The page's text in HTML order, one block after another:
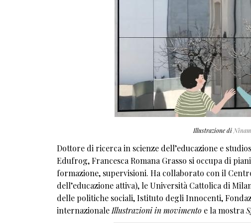
Illustrazione di
Dottore di ricerca in scienze dell’educazione e
Edufrog, Francesca Romana Grasso si occupa di
formazione, supervisioni. Ha collaborato con il
dell’educazione attiva), le Università Cattolica di
delle politiche sociali, Istituto degli Innocenti,
internazionale Illustrazioni in movimento e la mostra